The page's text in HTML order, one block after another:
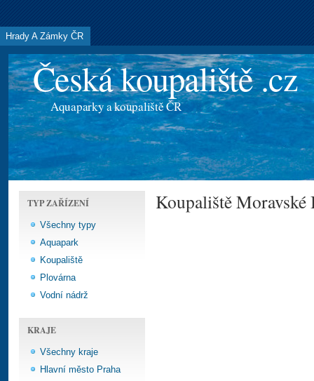
Hrady A Zámky ČR
Česká koupaliště .cz
Aquaparky a koupaliště ČR
TYP ZAŘÍZENÍ
Všechny typy
Aquapark
Koupaliště
Plovárna
Vodní nádrž
KRAJE
Všechny kraje
Hlavní město Praha
Koupaliště Moravské